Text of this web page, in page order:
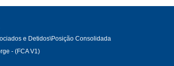
e Detidos\Posição Consolidada
- (FCA V1)